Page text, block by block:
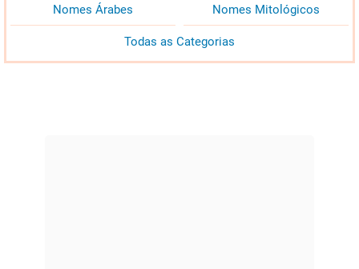
Nomes Árabes Nomes Mitológicos
Todas as Categorias